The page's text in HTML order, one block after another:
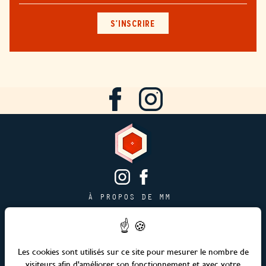
S'INSCRIRE
À PROPOS DE MM
PAGE JOBS
PUBLICITÉ & PARTENARIATS
Les cookies sont utilisés sur ce site pour mesurer le nombre de